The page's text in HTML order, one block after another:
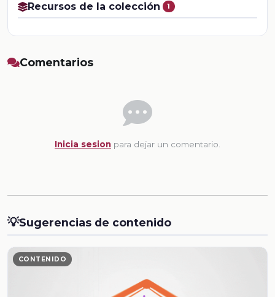
Recursos de la colección 1
Comentarios
Inicia sesion para dejar un comentario.
💡Sugerencias de contenido
CONTENIDO